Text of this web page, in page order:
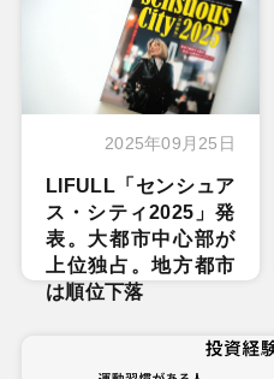
2025年09月25日
LIFULL「センシュア
ス・シティ2025」発
表。大都市中心部が
上位独占。地方都市
は順位下落